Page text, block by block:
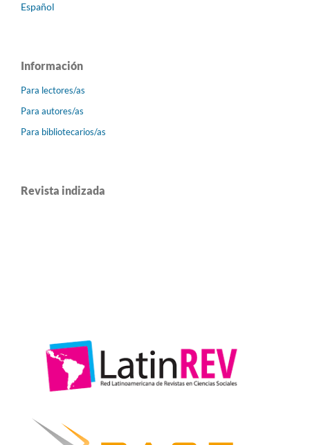
Español
Información
Para lectores/as
Para autores/as
Para bibliotecarios/as
Revista indizada